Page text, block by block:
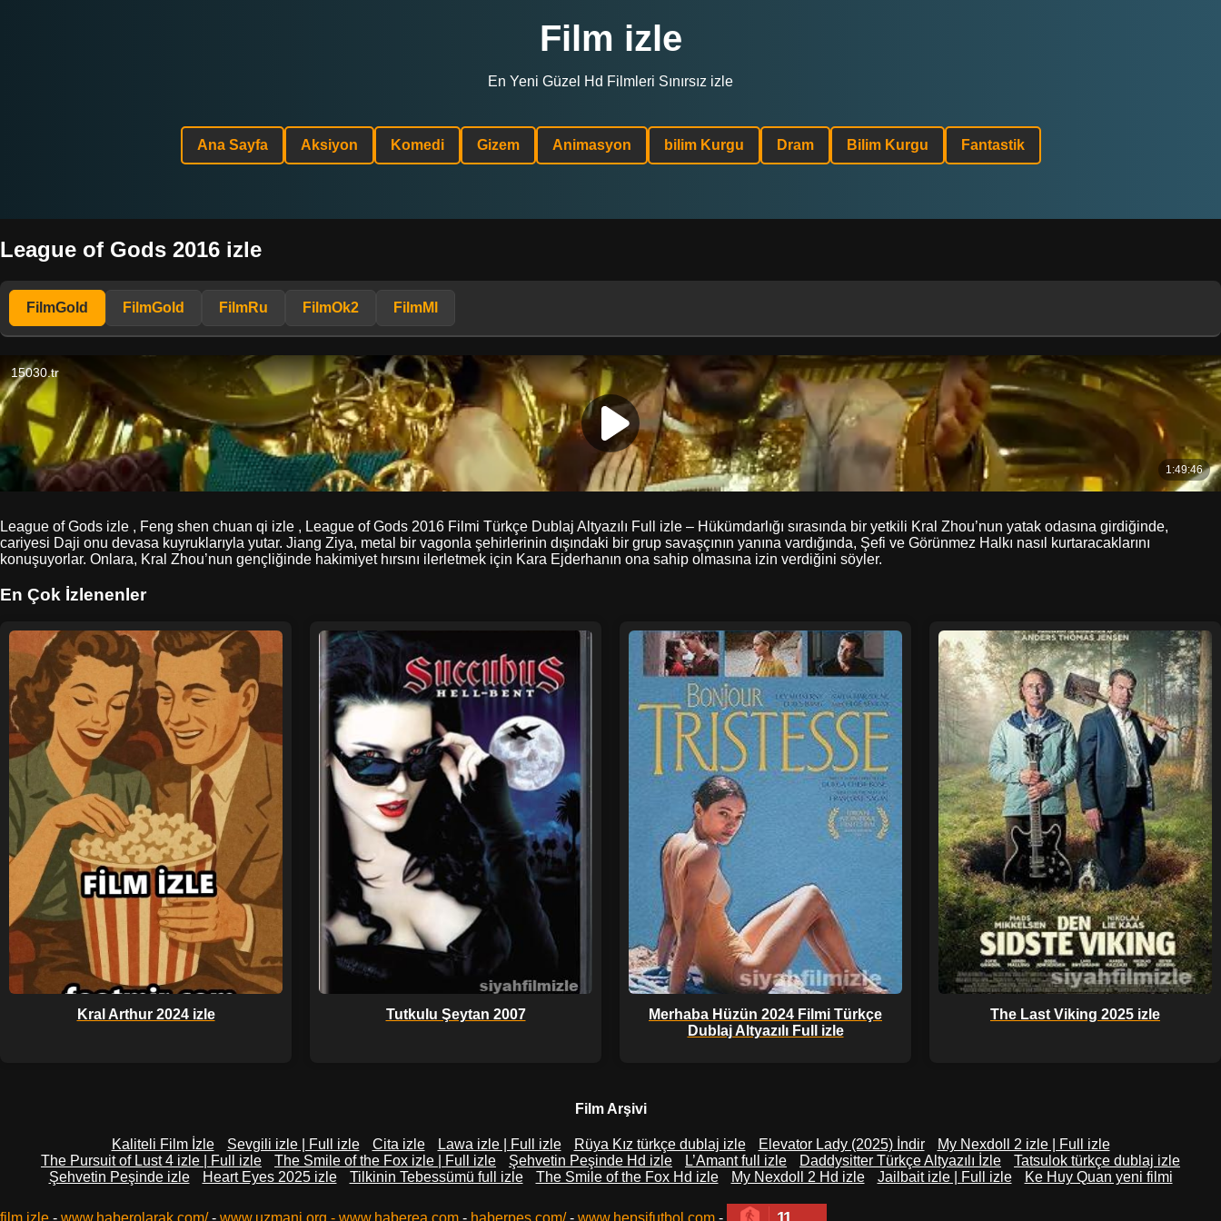
Film izle
En Yeni Güzel Hd Filmleri Sınırsız izle
Ana Sayfa Aksiyon Komedi Gizem Animasyon bilim Kurgu Dram Bilim Kurgu Fantastik
League of Gods 2016 izle
FilmGold FilmGold FilmRu FilmOk2 FilmMl
League of Gods izle , Feng shen chuan qi izle , League of Gods 2016 Filmi Türkçe Dublaj Altyazılı Full izle – Hükümdarlığı sırasında bir yetkili Kral Zhou’nun yatak odasına girdiğinde,
cariyesi Daji onu devasa kuyruklarıyla yutar. Jiang Ziya, metal bir vagonla şehirlerinin dışındaki bir grup savaşçının yanına vardığında, Şefi ve Görünmez Halkı nasıl kurtaracaklarını
konuşuyorlar. Onlara, Kral Zhou’nun gençliğinde hakimiyet hırsını ilerletmek için Kara Ejderhanın ona sahip olmasına izin verdiğini söyler.
En Çok İzlenenler
Kral Arthur 2024 izle Tutkulu Şeytan 2007
Merhaba Hüzün 2024 Filmi Türkçe
Dublaj Altyazılı Full izle
The Last Viking 2025 izle
Film Arşivi
Kaliteli Film İzle Sevgili izle | Full izle Cita izle Lawa izle | Full izle Rüya Kız türkçe dublaj izle Elevator Lady (2025) İndir
My Nexdoll 2 izle | Full izle
The Pursuit of Lust 4 izle | Full izle
The Smile of the Fox izle | Full izle Şehvetin Peşinde Hd izle L’Amant full izle Daddysitter Türkçe Altyazılı İzle
Tatsulok türkçe dublaj izle
Şehvetin Peşinde izle
Heart Eyes 2025 izle Tilkinin Tebessümü full izle The Smile of the Fox Hd izle My Nexdoll 2 Hd izle Jailbait izle | Full izle Ke Huy Quan yeni filmi
film izle - www.haberolarak.com/- www.uzmani.org - www.haberea.com - haberpes.com/- www.hepsifutbol.com - 11